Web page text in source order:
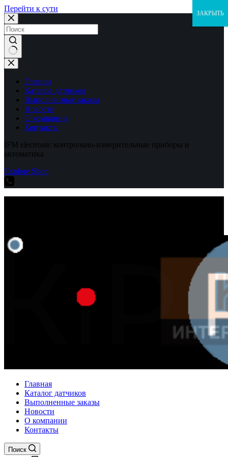
Перейти к сути
Ничего
не
найденоГлавная
Каталог датчиков
Выполненные заказы
Новости
О компании
Контакты
IFM electronic контрольно-измерительные приборы и
автоматика
Explore Shop
Главная
Каталог датчиков
Выполненные заказы
Новости
О компании
Контакты
Поиск
ЗАКРЫТЬ